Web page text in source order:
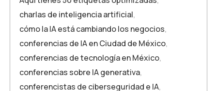
charlas de inteligencia artificial,
cómo la IA está cambiando los negocios,
conferencias de IA en Ciudad de México,
conferencias de tecnología en México,
conferencias sobre IA generativa,
conferencistas de ciberseguridad e IA,